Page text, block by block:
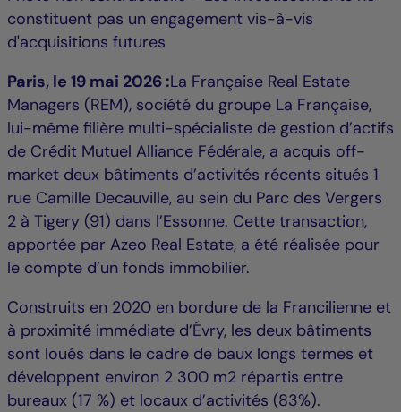
constituent pas un engagement vis-à-vis
d'acquisitions futures
Paris, le 19 mai 2026 :La Française Real Estate
Managers (REM), société du groupe La Française,
lui-même filière multi-spécialiste de gestion d’actifs
de Crédit Mutuel Alliance Fédérale, a acquis off-
market deux bâtiments d’activités récents situés 1
rue Camille Decauville, au sein du Parc des Vergers
2 à Tigery (91) dans l’Essonne. Cette transaction,
apportée par Azeo Real Estate, a été réalisée pour
le compte d’un fonds immobilier.
Construits en 2020 en bordure de la Francilienne et
à proximité immédiate d’Évry, les deux bâtiments
sont loués dans le cadre de baux longs termes et
développent environ 2 300 m2 répartis entre
bureaux (17 %) et locaux d’activités (83%).